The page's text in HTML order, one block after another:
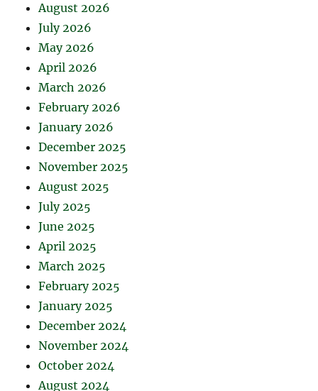
August 2026
July 2026
May 2026
April 2026
March 2026
February 2026
January 2026
December 2025
November 2025
August 2025
July 2025
June 2025
April 2025
March 2025
February 2025
January 2025
December 2024
November 2024
October 2024
August 2024